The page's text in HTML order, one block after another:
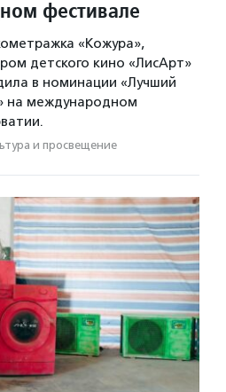
фестивале
«Кожура»,
детского кино «ЛисАрт»
в номинации «Лучший
на международном
и просвещение